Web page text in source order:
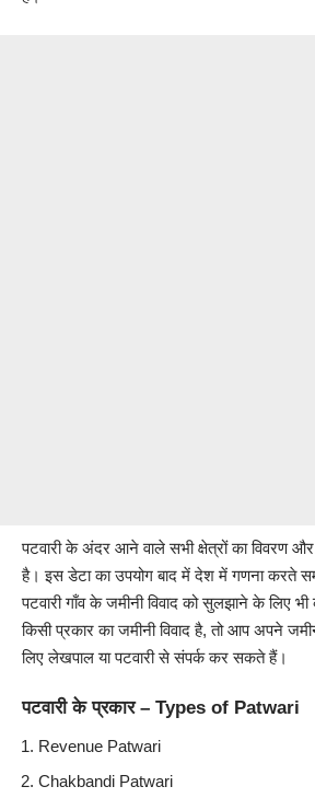
पटवारी के अंदर आने वाले सभी क्षेत्रों का विवरण
है। इस डेटा का उपयोग बाद में देश में गणना करते
पटवारी गाँव के जमीनी विवाद को सुलझाने के लिए
किसी प्रकार का जमीनी विवाद है, तो आप अपने
लिए लेखपाल या पटवारी से संपर्क कर सकते हैं।
पटवारी के प्रकार – Types of Patwari
Revenue Patwari
Chakbandi Patwari